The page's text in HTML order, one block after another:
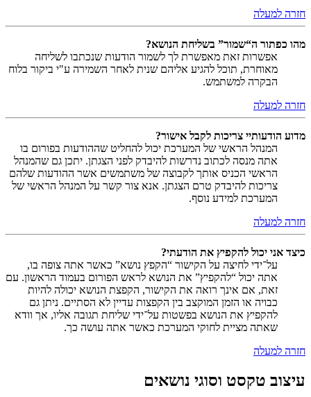
חזרה למעלה
מהו כפתור ה“שמור” בשליחת הנושא?
אפשרות זאת מאפשרת לך לשמור הודעות שנכתבו לשליחה
מאוחרת, תוכל להגיע אליהם שנית לאחר השמירה ע"י ביקור בלוח
הבקרה למשתמש.
חזרה למעלה
מדוע הודעותיי צריכות לקבל אישור?
המנהל הראשי של המערכת יכול להחליט שההודעות בפורום בו
אתה מנסה לכתוב נדרשות להיבדק לפני הצגתן. יתכן גם שהמנהל
הראשי הכניס אותך לקבוצה של משתמשים אשר ההודעות שלהם
צריכות להיבדק טרם הצגתן. אנא צור קשר על המנהל הראשי של
המערכת למידע נוסף.
חזרה למעלה
כיצד אני יכול להקפיץ את הודעתי?
על־ידי לחיצה על הקישור “הקפץ נושא” כאשר אתה צופה בו,
אתה יכול “להקפיץ” את הנושא לראש הפורום בעמוד הראשון. עם
זאת, אם אינך רואה את הקישור, הקפצת הנושא יכולה להיות
כבויה או הזמן המוקצב בין הקפצות עדיין לא הסתיים. ניתן גם
להקפיץ את הנושא בפשטות על־ידי שליחת תגובה אליו, אך וודא
שאתה מציית לחוקי המערכת כאשר אתה עושה כך.
חזרה למעלה
עיצוב טקסט וסוגי נושאים